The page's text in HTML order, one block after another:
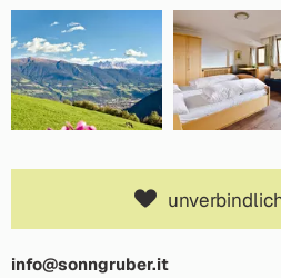
info@sonngruber.it